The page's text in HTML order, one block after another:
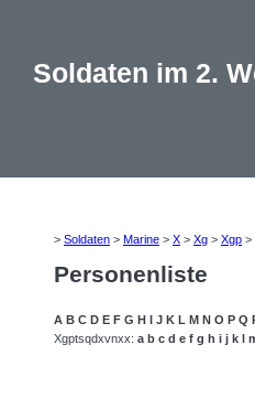
Soldaten im 2.
> Soldaten > Marine > X > Xg > Xgp >
Personenliste
A B C D E F G H I J K L M N O P Q
Xgptsqdxvnxx: a b c d e f g h i j k l